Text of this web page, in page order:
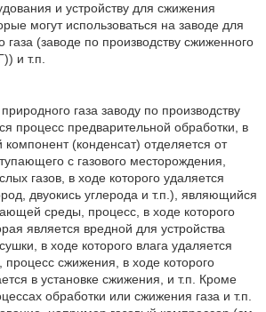
и устройству для сжижения
могут использоваться на заводе для
(заводе по производству сжиженного
и т.п.
газа заводу по производству
процесс предварительной обработки, в
компонент (конденсат) отделяется от
с газового месторождения,
газов, в ходе которого удаляется
двуокись углерода и т.п.), являющийся
среды, процесс, в ходе которого
является вредной для устройства
в ходе которого влага удаляется
процесс сжижения, в ходе которого
в установке сжижения, и т.п. Кроме
обработки или сжижения газа и т.п.